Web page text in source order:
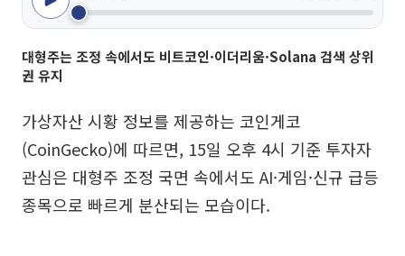
대형주는 조정 속에서도 비트코인·이더리움·Solana 검색 상위
권 유지
가상자산 시황 정보를 제공하는 코인게코
(CoinGecko)에 따르면, 15일 오후 4시 기준 투자자
관심은 대형주 조정 국면 속에서도 AI·게임·신규 급등
종목으로 빠르게 분산되는 모습이다.